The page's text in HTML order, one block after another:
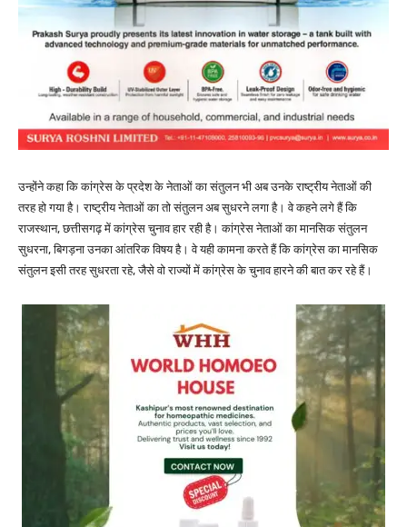
उन्होंने कहा कि कांग्रेस के प्रदेश के नेताओं का संतुलन भी अब उनके राष्ट्रीय नेताओं की
तरह हो गया है। राष्ट्रीय नेताओं का तो संतुलन अब सुधरने लगा है। वे कहने लगे हैं कि
राजस्थान, छत्तीसगढ़ में कांग्रेस चुनाव हार रही है। कांग्रेस नेताओं का मानसिक संतुलन
सुधरना, बिगड़ना उनका आंतरिक विषय है। वे यही कामना करते हैं कि कांग्रेस का मानसिक
संतुलन इसी तरह सुधरता रहे, जैसे वो राज्यों में कांग्रेस के चुनाव हारने की बात कर रहे हैं।